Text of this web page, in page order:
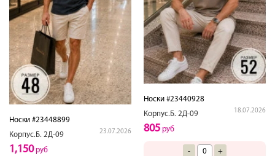
Носки #23448899
Корпус.Б. 2Д-09
23.07.2026
1,150руб
Носки #23440928
Корпус.Б. 2Д-09
18.07.2026
805 руб
- +